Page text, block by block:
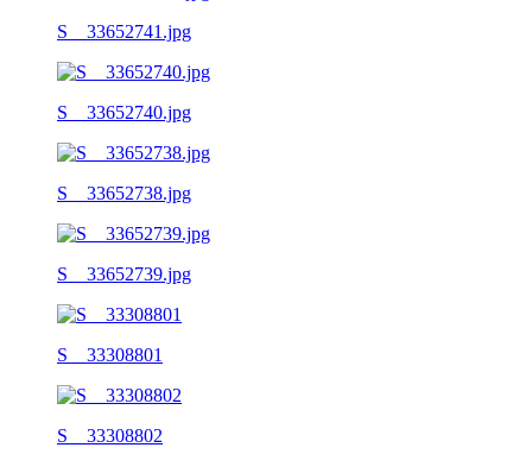
S__33652741.jpg
S__33652740.jpg
S__33652738.jpg
S__33652739.jpg
S__33308801
S__33308802